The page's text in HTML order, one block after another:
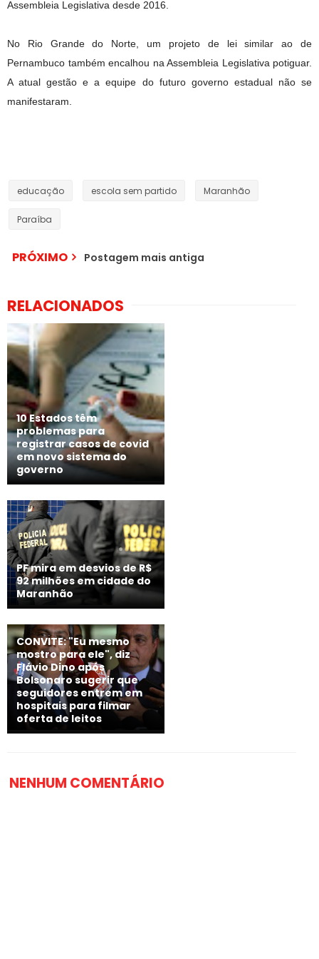
Assembleia Legislativa desde 2016.
No Rio Grande do Norte, um projeto de lei similar ao de
Pernambuco também encalhou na Assembleia Legislativa potiguar.
A atual gestão e a equipe do futuro governo estadual não se
manifestaram.
educação escola sem partido Maranhão
Paraíba
PRÓXIMO Postagem mais antiga
RELACIONADOS
10 Estados têm
problemas para
registrar casos de covid
em novo sistema do
governo
PF mira em desvios de R$
92 milhões em cidade do
Maranhão
CONVITE: "Eu mesmo
mostro para ele", diz
Flávio Dino após
Bolsonaro sugerir que
seguidores entrem em
hospitais para filmar
oferta de leitos
NENHUM COMENTÁRIO